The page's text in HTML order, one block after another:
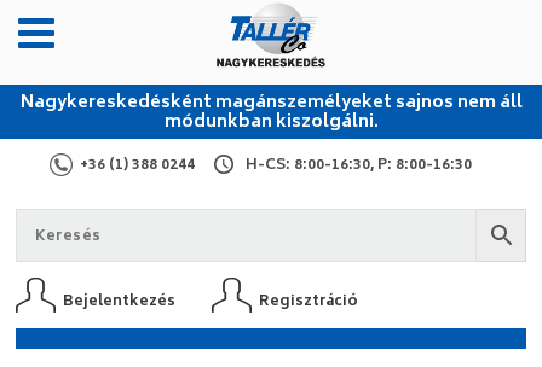
Nagykereskedésként magánszemélyeket sajnos nem áll
módunkban kiszolgálni.
+36 (1) 388 0244 H-CS: 8:00-16:30, P: 8:00-16:30
Bejelentkezés Regisztráció